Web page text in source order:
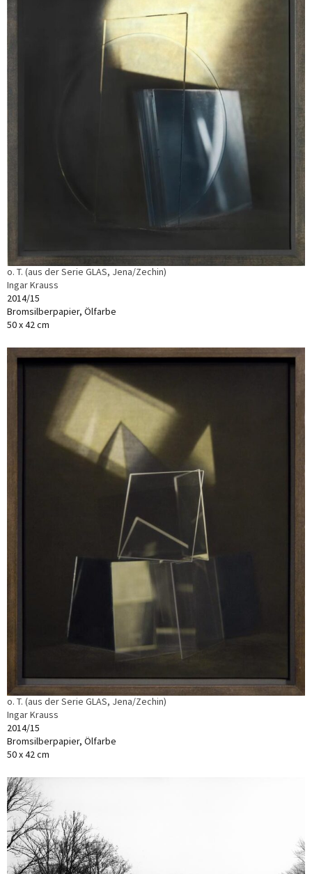
o. T. (aus der Serie GLAS, Jena/Zechin)
Ingar Krauss
2014/15
Bromsilberpapier, Ölfarbe
50 x 42 cm
o. T. (aus der Serie GLAS, Jena/Zechin)
Ingar Krauss
2014/15
Bromsilberpapier, Ölfarbe
50 x 42 cm